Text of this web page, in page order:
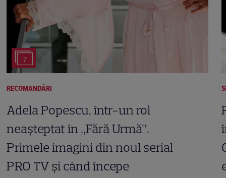
7
RECOMANDĂRI
Adela Popescu, într-un rol
neașteptat în „Fără Urmă”.
Primele imagini din noul serial
PRO TV și când începe